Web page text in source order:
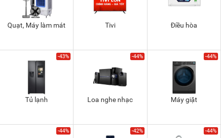
Quạt, Máy làm mát Tivi Điều hòa
-43%
Tủ lạnh
-44%
Loa nghe nhạc
-44%
Máy giặt
-44% -42% -44%